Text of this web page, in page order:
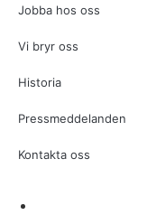
Jobba hos oss
Vi bryr oss
Historia
Pressmeddelanden
Kontakta oss